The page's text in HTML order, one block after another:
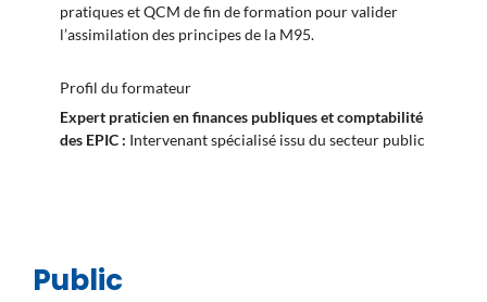
pratiques et QCM de fin de formation pour valider
l’assimilation des principes de la M95.
Profil du formateur
Expert praticien en finances publiques et comptabilité
des EPIC : Intervenant spécialisé issu du secteur public
Public